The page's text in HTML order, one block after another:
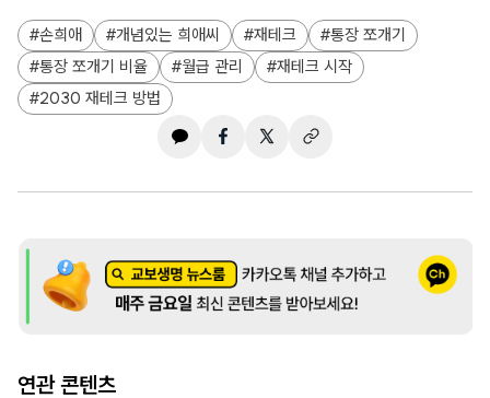
손희애 개념있는 희애씨 재테크
통장 쪼개기
통장 쪼개기 비율
월급 관리
재테크 시작
2030 재테크 방법
연관 콘텐츠